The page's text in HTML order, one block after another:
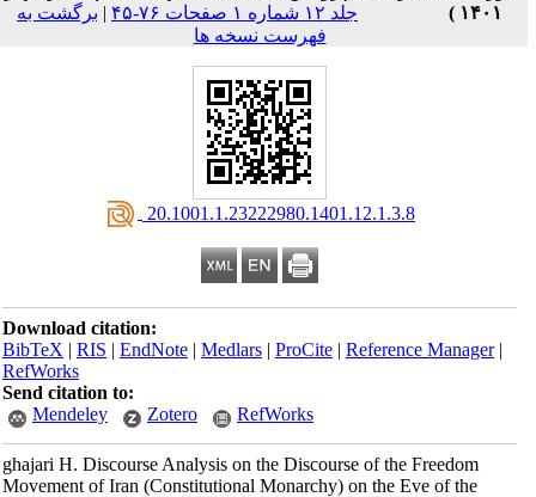
۱۴۰۱ )
جلد ۱۲ شماره ۱ صفحات ۷۶-۴۵ |برگشت به
فهرست نسخه ها
‎ 20.1001.1.23222980.1401.12.1.3.8
Download citation:
BibTeX|RIS|EndNote|Medlars|ProCite|Reference Manager
RefWorks
Send citation to:
Mendeley
Zotero RefWorks
ghajari H. Discourse Analysis on the Discourse of the Freedom
Movement of Iran (Constitutional Monarchy) on the Eve of the